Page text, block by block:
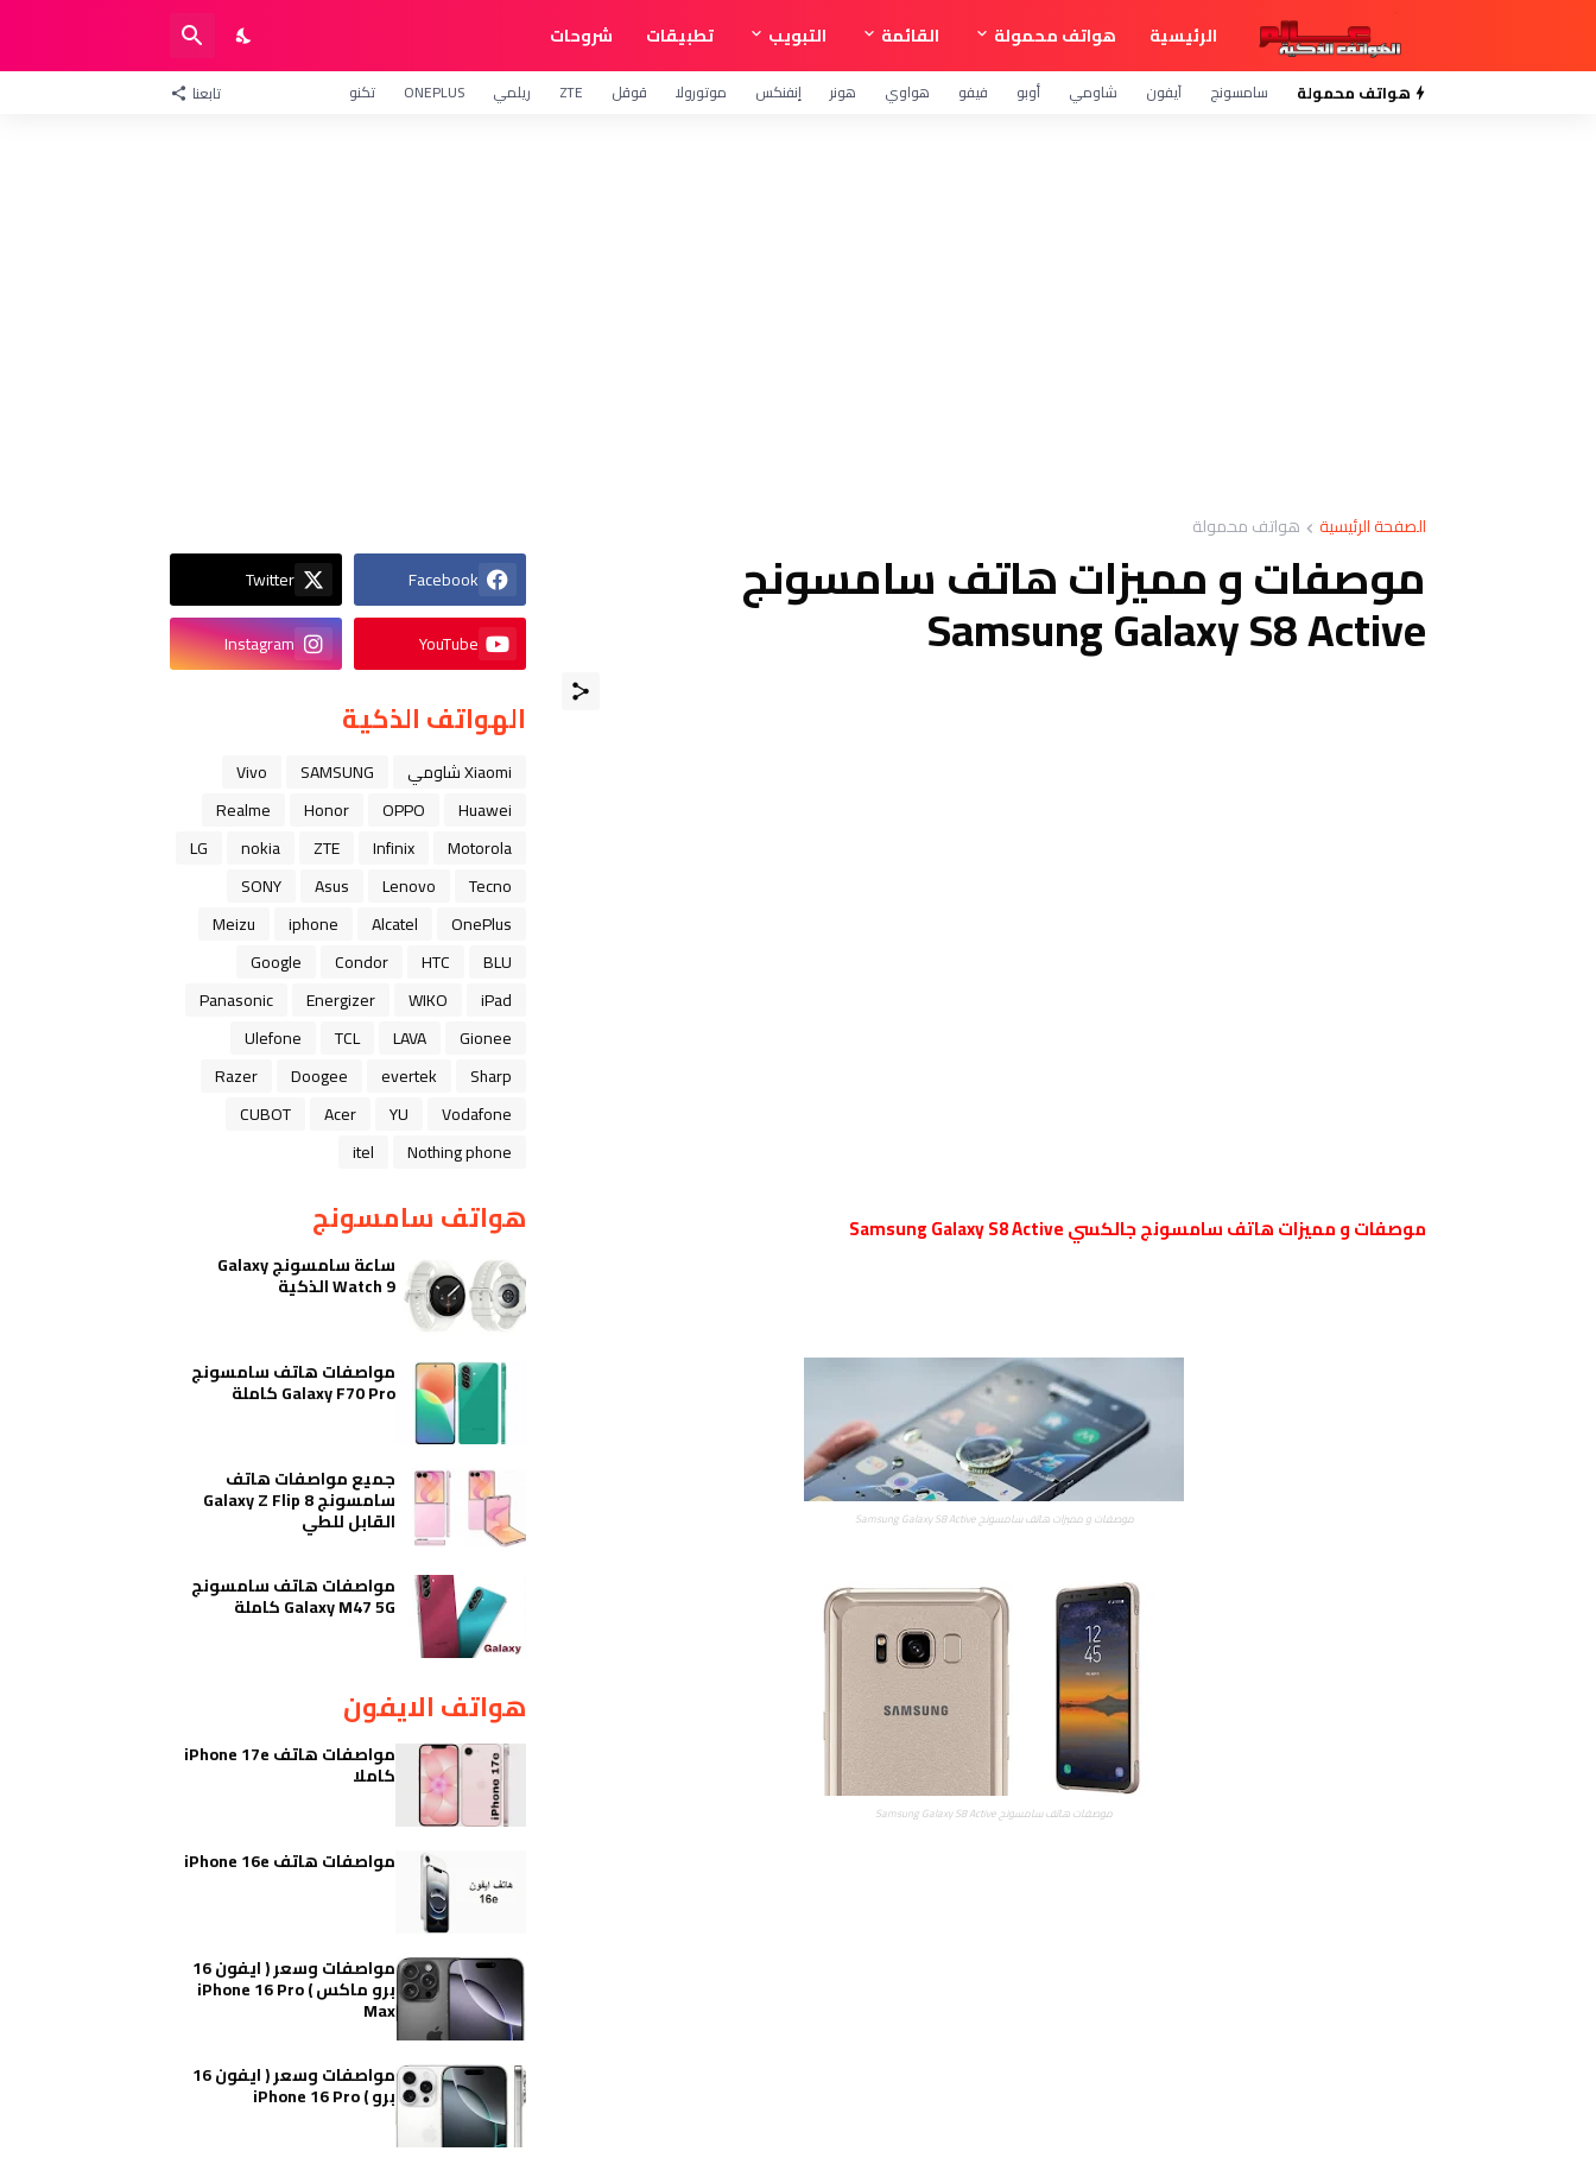
الرئيسية هواتف محمولة القائمة التبويب تطبيقات شروحات
هواتف محمولة سامسونج آيفون شاومي أوبو فيفو هواوي هونر إنفنكس موتورولا قوقل ZTE ريلمي ONEPLUS تكنو تابعنا
الصفحة الرئيسية هواتف محمولة
موصفات و مميزات هاتف سامسونج
Samsung Galaxy S8 Active
موصفات و مميزات هاتف سامسونج جالكسيSamsung Galaxy S8 Active
موصفات و مميزات هاتف سامسونج Samsung Galaxy S8 Active
موصفات هاتف سامسونج Samsung Galaxy S8 Active
Facebook
Twitter
YouTube
Instagram
الهواتف الذكية
Xiaomi شاومي SAMSUNG
Vivo
Huawei
OPPO
Honor
Realme
Motorola
Infinix
ZTE
nokia
LG
Tecno
Lenovo
Asus
SONY
OnePlus
Alcatel
iphone
Meizu
BLU
HTC
Condor
Google
iPad
WIKO
Energizer
Panasonic
Gionee
LAVA
TCL
Ulefone
Sharp
evertek
Doogee
Razer
Vodafone
YU
Acer
CUBOT
Nothing phone
itel
هواتف سامسونج
ساعة سامسونج Galaxy
Watch 9 الذكية
مواصفات هاتف سامسونج
Galaxy F70 Pro كاملة
جميع مواصفات هاتف
سامسونج Galaxy Z Flip 8
القابل للطي
مواصفات هاتف سامسونج
Galaxy M47 5G كاملة
هواتف الايفون
مواصفات هاتف iPhone 17e
كاملا
مواصفات هاتف iPhone 16e
مواصفات وسعر ( ايفون 16
برو ماكس ) iPhone 16 Pro
Max
مواصفات وسعر ( ايفون 16
برو ) iPhone 16 Pro